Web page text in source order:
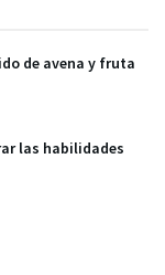
de avena y fruta
las habilidades